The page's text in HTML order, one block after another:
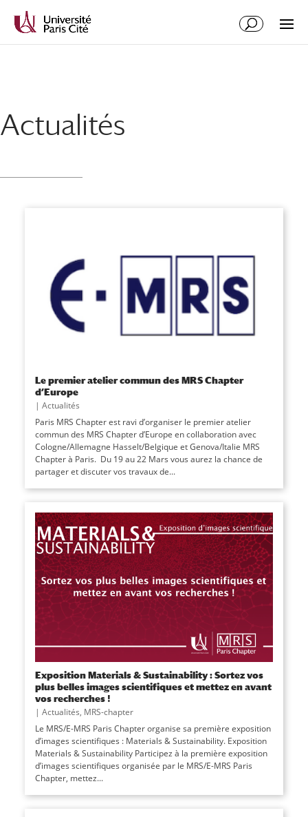
Actualités
Le premier atelier commun des MRS Chapter
d’Europe
| Actualités
Paris MRS Chapter est ravi d’organiser le premier atelier
commun des MRS Chapter d’Europe en collaboration avec
Cologne/Allemagne Hasselt/Belgique et Genova/Italie MRS
Chapter à Paris. Du 19 au 22 Mars vous aurez la chance de
partager et discuter vos travaux de...
Exposition Materials & Sustainability : Sortez vos
plus belles images scientifiques et mettez en avant
vos recherches !
| Actualités, MRS-chapter
Le MRS/E-MRS Paris Chapter organise sa première exposition
d’images scientifiques : Materials & Sustainability. Exposition
Materials & Sustainability Participez à la première exposition
d’images scientifiques organisée par le MRS/E-MRS Paris
Chapter, mettez...